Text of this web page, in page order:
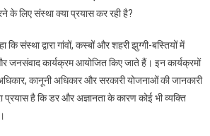
के लिए संस्था क्या प्रयास कर रही है?
संस्था द्वारा गांवों, कस्बों और शहरी झुग्गी-बस्तियों में
जनसंवाद कार्यक्रम आयोजित किए जाते हैं। इन कार्यक्रमों
कानूनी अधिकार और सरकारी योजनाओं की जानकारी
प्रयास है कि डर और अज्ञानता के कारण कोई भी व्यक्ति